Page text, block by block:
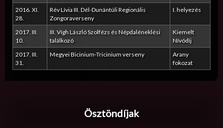
2016. XI.
28.
Rév Lívia III. Dél-Dunántúli Regionális
Zongoraverseny
I. helyezés
2017. III.
10.
III. Vígh László Szolfézs és Népdaléneklési
találkozó
Kiemelt
Nívódíj
2017. III.
31.
Megyei Bicinium-Tricinium verseny
Arany
fokozat
Ösztöndíjak